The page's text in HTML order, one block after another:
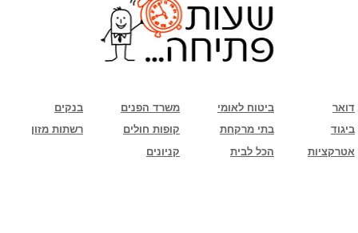
בנקים משרד הפנים ביטוח לאומי
דואר
רשתות מזון
קופות חולים בתי מרקחת
ביגוד
קניונים
הכל לבית אטרקציות